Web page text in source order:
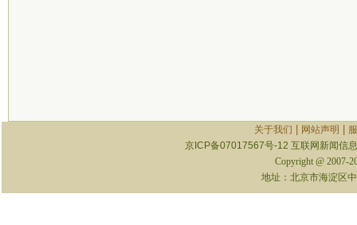
关于我们 网站声明
京ICP备07017567号-12 互联网新闻信
Copyright @ 2007-
地址：北京市海淀区